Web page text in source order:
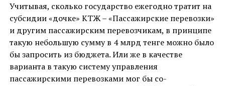
Учитывая, сколько государство ежегодно тратит на
субсидии «дочке» КТЖ – «Пассажирские перевозки»
и другим пассажирским перевозчикам, в принципе
такую небольшую сумму в 4 млрд тенге можно было
бы запросить из бюджета. Или же в качестве
варианта в такую систему управления
пассажирскими перевозками мог бы со-